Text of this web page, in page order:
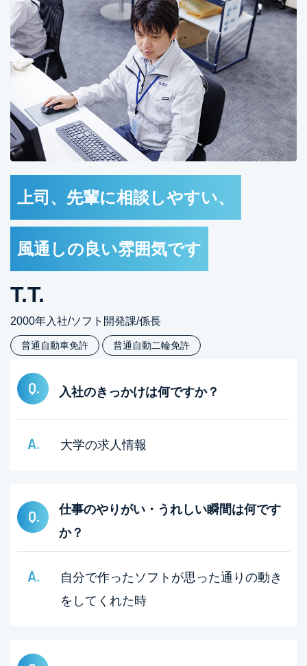
上司、先輩に相談しやすい、
風通しの良い雰囲気です
T.T.
2000年入社/ソフト開発課/係長
普通自動車免許 普通自動二輪免許
入社のきっかけは何ですか？
大学の求人情報
仕事のやりがい・うれしい瞬間は何です
か？
自分で作ったソフトが思った通りの動き
をしてくれた時